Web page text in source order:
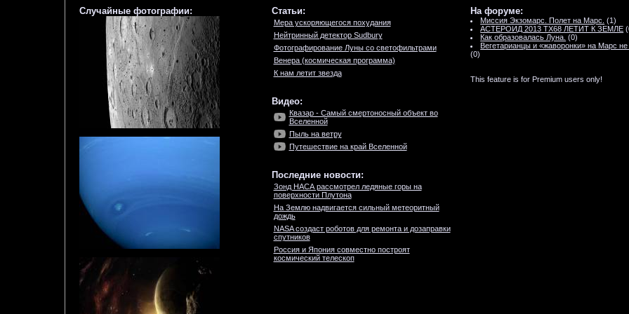
Случайные фотографии: Статьи:
Мера ускоряющегося похудания
Нейтринный детектор Sudbury
Фотографирование Луны со светофильтрами
Венера (космическая программа)
К нам летит звезда
Видео:
Квазар - Самый смертоносный объект во
Вселенной
Пыль на ветру
Путешествие на край Вселенной
Последние новости:
Зонд НАСА рассмотрел ледяные горы на
поверхности Плутона
На Землю надвигается сильный метеоритный
дождь
NASA создаст роботов для ремонта и дозаправки
спутников
Россия и Япония совместно построят
космический телескоп
На форуме:
Миссия Экзомарс. Полет на Марс. (1)
АСТЕРОИД 2013 TX68 ЛЕТИТ К ЗЕМЛЕ
Как образовалась Луна. (0)
Вегетарианцы и «жаворонки» на Марс не
(0)
This feature is for Premium users only!